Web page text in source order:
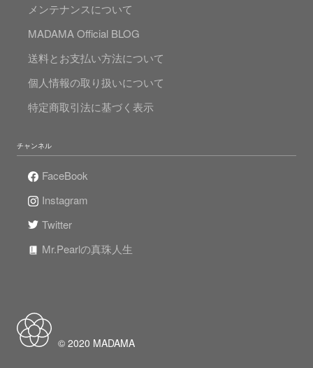
メンテナンスについて
MADAMA Official BLOG
送料とお支払い方法について
個人情報の取り扱いについて
特定商取引法に基づく表示
チャンネル
FaceBook
Instagram
Twitter
Mr.Pearlの真珠人生
© 2020 MADAMA